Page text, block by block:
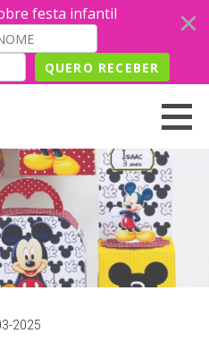
festa infantil
QUERO RECEBER
2025